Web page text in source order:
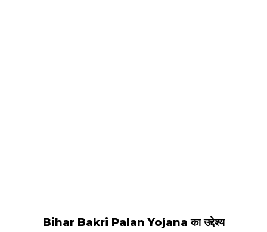
Bihar Bakri Palan Yojana का उद्देश्य